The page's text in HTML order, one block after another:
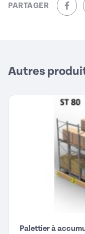
PARTAGER
sur
Autres
Palettier à